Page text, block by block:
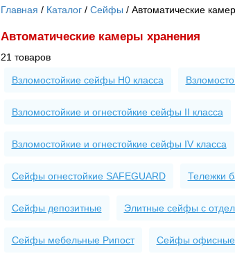
Главная Каталог Сейфы Автоматические
Автоматические камеры хранения
21 товаров
Взломостойкие сейфы H0 класса
Взломостойкие и огнестойкие сейфы II класса
Взломостойкие и огнестойкие сейфы IV класса
Сейфы огнестойкие SAFEGUARD Тележки
Сейфы депозитные Элитные сейфы с
Сейфы мебельные Рипост Сейфы офисные